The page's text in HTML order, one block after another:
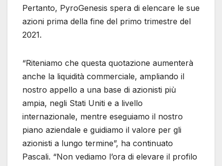
Pertanto, PyroGenesis spera di elencare le sue
azioni prima della fine del primo trimestre del
2021.
“Riteniamo che questa quotazione aumenterà
anche la liquidità commerciale, ampliando il
nostro appello a una base di azionisti più
ampia, negli Stati Uniti e a livello
internazionale, mentre eseguiamo il nostro
piano aziendale e guidiamo il valore per gli
azionisti a lungo termine”, ha continuato
Pascali. “Non vediamo l’ora di elevare il profilo